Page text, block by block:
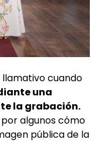
llamativo cuando
una
la grabación.
algunos cómo
pública de la